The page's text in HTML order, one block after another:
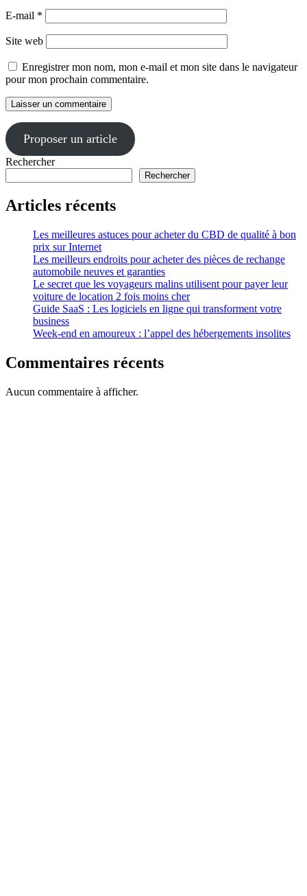
E-mail *
Site web
Enregistrer mon nom, mon e-mail et mon site dans le navigateur
pour mon prochain commentaire.
Proposer un article
Rechercher
Rechercher
Articles récents
Les meilleures astuces pour acheter du CBD de qualité à bon
prix sur Internet
Les meilleurs endroits pour acheter des pièces de rechange
automobile neuves et garanties
Le secret que les voyageurs malins utilisent pour payer leur
voiture de location 2 fois moins cher
Guide SaaS : Les logiciels en ligne qui transforment votre
business
Week-end en amoureux : l’appel des hébergements insolites
Commentaires récents
Aucun commentaire à afficher.